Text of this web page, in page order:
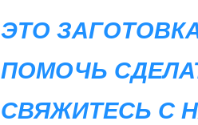
ЭТО
ПОМОЧЬ
СВЯЖИТЕСЬ С